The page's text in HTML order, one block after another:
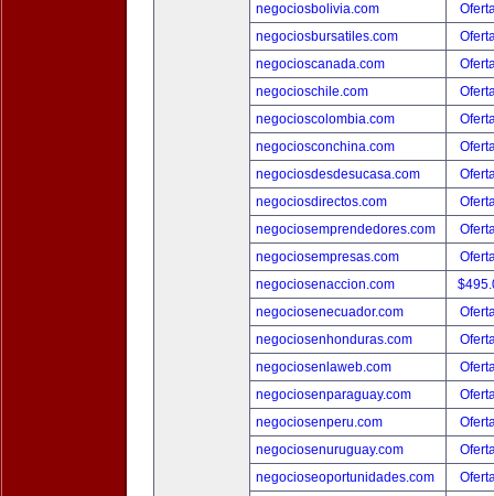
negociosbolivia.com
negociosbursatiles.com
negocioscanada.com
negocioschile.com
negocioscolombia.com
negociosconchina.com
negociosdesdesucasa.com
negociosdirectos.com
negociosemprendedores.com
negociosempresas.com
negociosenaccion.com
negociosenecuador.com
negociosenhonduras.com
negociosenlaweb.com
negociosenparaguay.com
negociosenperu.com
negociosenuruguay.com
negocioseoportunidades.com